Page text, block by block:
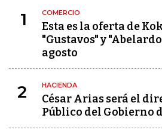
1 COMERCIO
Esta es la oferta de
"Gustavos" y
agosto
2 HACIENDA
César Arias será el
Público del Gobierno